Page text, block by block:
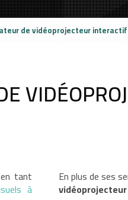
de vidéoprojecteur
tant
à
En plus de ses
vidéoprojecteur